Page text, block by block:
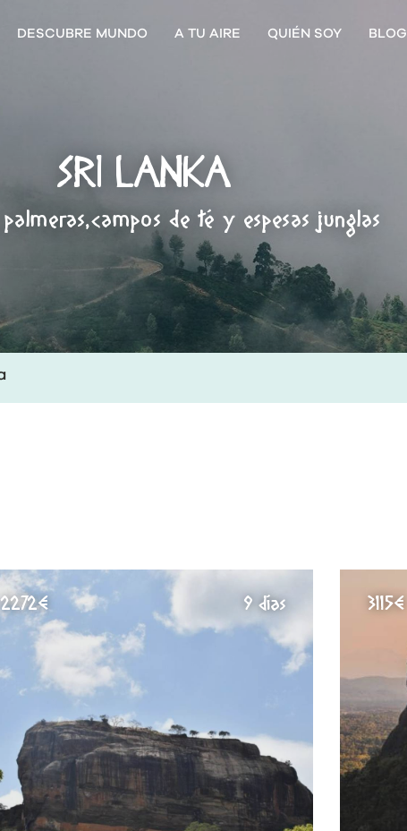
DESCUBRE MUNDO A TU AIRE QUIÉN SOY BLOG
SRI LANKA
de té y espesas junglas
2272€ 9 días 3115€